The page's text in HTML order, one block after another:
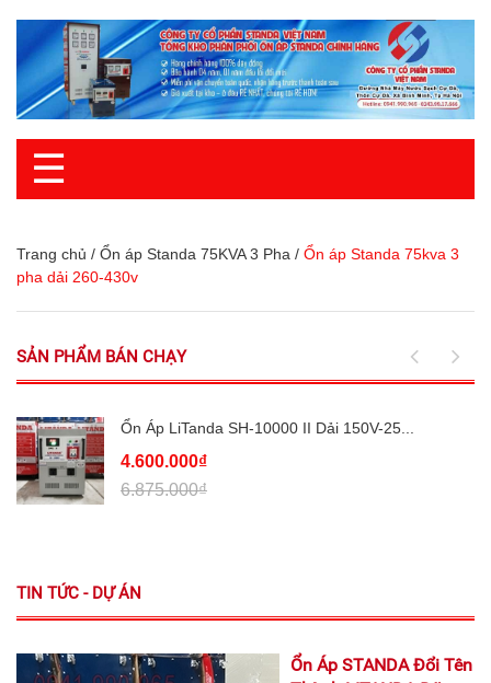
☰
Trang chủ / Ổn áp Standa 75KVA 3 Pha / Ổn áp Standa 75kva 3
pha dải 260-430v
SẢN PHẨM BÁN CHẠY
Ổn Áp LiTanda SH-10000 II Dải 150V-25...
4.600.000₫
6.875.000₫
TIN TỨC - DỰ ÁN
Ổn Áp STANDA Đổi Tên